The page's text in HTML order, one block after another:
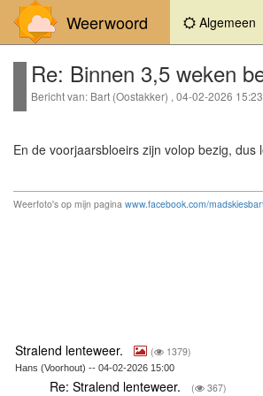
Weerwoord Algemeen
Re: Binnen 3,5 weken
Bericht van: Bart (Oostakker) , 04-02-2026 15:23
En de voorjaarsbloeirs zijn volop bezig,
Weerfoto's op mijn pagina www.facebook.com/
Stralend lenteweer. ( 1379)
Hans (Voorhout) -- 04-02-2026 15:00
Re: Stralend lenteweer. ( 367)